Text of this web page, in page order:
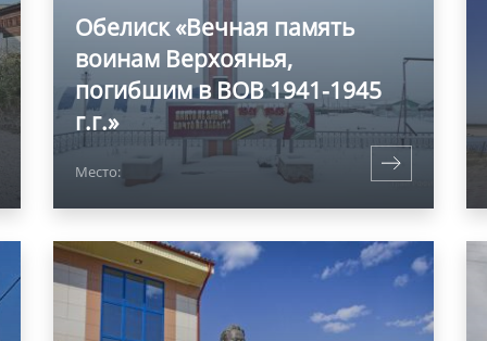
Обелиск «Вечная память
воинам Верхоянья,
погибшим в ВОВ 1941-1945
г.г.»
Место: